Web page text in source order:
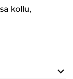
kollu,